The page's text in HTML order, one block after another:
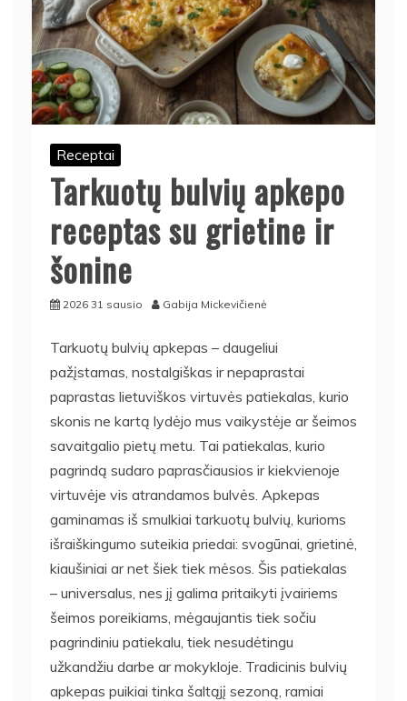
Receptai
Tarkuotų bulvių apkepo
receptas su grietine ir
šonine
2026 31 sausio Gabija Mickevičienė
Tarkuotų bulvių apkepas – daugeliui
pažįstamas, nostalgiškas ir nepaprastai
paprastas lietuviškos virtuvės patiekalas, kurio
skonis ne kartą lydėjo mus vaikystėje ar šeimos
savaitgalio pietų metu. Tai patiekalas, kurio
pagrindą sudaro paprasčiausios ir kiekvienoje
virtuvėje vis atrandamos bulvės. Apkepas
gaminamas iš smulkiai tarkuotų bulvių, kurioms
išraiškingumo suteikia priedai: svogūnai, grietinė,
kiaušiniai ar net šiek tiek mėsos. Šis patiekalas
– universalus, nes jį galima pritaikyti įvairiems
šeimos poreikiams, mėgaujantis tiek sočiu
pagrindiniu patiekalu, tiek nesudėtingu
užkandžiu darbe ar mokykloje. Tradicinis bulvių
apkepas puikiai tinka šaltąjį sezoną, ramiai